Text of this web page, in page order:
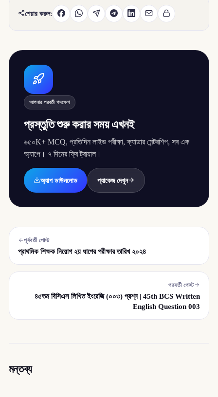
শেয়ার করুন:
আপনার পরবর্তী পদক্ষেপ
প্রস্তুতি শুরু করার সময় এখনই
৬৫০K+ MCQ, প্রতিদিন লাইভ পরীক্ষা, ক্যাডার মেন্টরশিপ, সব এক
অ্যাপে। ৭ দিনের ফ্রি ট্রায়াল।
অ্যাপ ডাউনলোড প্যাকেজ দেখুন
পূর্ববর্তী পোস্ট
প্রাথমিক শিক্ষক নিয়োগ ২য় ধাপের পরীক্ষার তারিখ ২০২৪
পরবর্তী পোস্ট
৪৫তম বিসিএস লিখিত ইংরেজি (০০৩) প্রশ্ন | 45th BCS Written
English Question 003
মন্তব্য